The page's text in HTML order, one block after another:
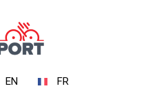
EN FR